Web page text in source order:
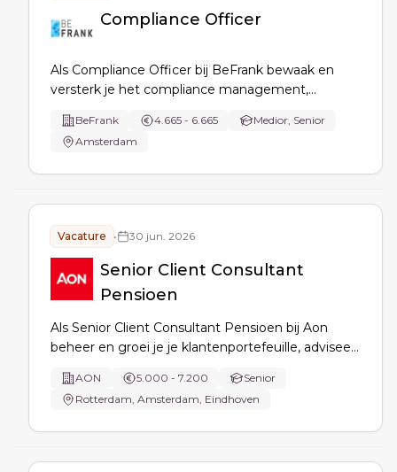
Compliance Officer
Als Compliance Officer bij BeFrank bewaak en
versterk je het compliance management,
implementeer je wet- en regelgeving, draai je
mee in projecten en onderhoud je contact met
BeFrank 4.665 - 6.665
Medior, Senior
Amsterdam
Vacature • 30 jun. 2026
Senior Client Consultant
Pensioen
Als Senior Client Consultant Pensioen bij Aon
beheer en groei je je klantenportefeuille, adviseer
vertaal je deze naar heldere oplossingen. Je werkt
holistisch en stuurt op klantbelang, retentie en
AON 5.000 - 7.200
Senior
Rotterdam, Amsterdam, Eindhoven